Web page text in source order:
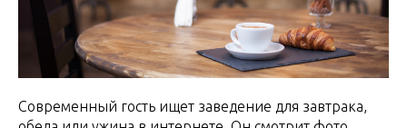
Современный гость ищет заведение для завтрака,